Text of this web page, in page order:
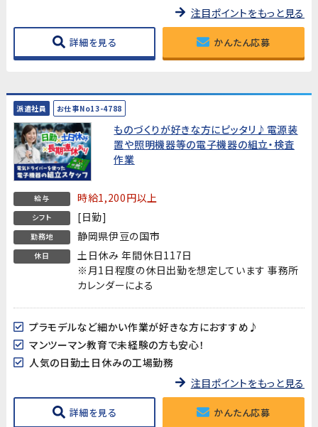
注目ポイントをもっと見る
詳細を見る かんたん応募
派遣社員 お仕事No13-4788
ものづくりが好きな方にピッタリ♪電源装
置や照明機器等の電子機器の組立・検査
作業
給与 時給1,200円以上
シフト [日勤]
勤務地 静岡県伊豆の国市
休日
土日休み 年間休日117日
※月1日程度の休日出勤を想定しています 事務所
カレンダーによる
プラモデルなど細かい作業が好きな方におすすめ♪
マンツーマン教育で未経験の方も安心！
人気の日勤土日休みの工場勤務
注目ポイントをもっと見る
詳細を見る かんたん応募